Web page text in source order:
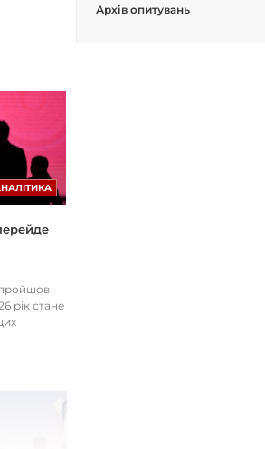
рік стане
Архів опитувань